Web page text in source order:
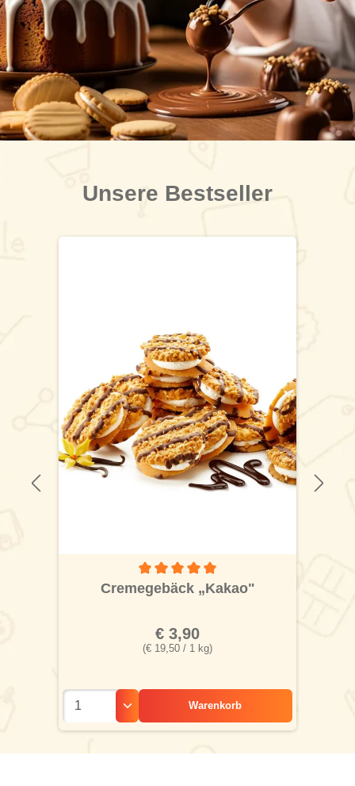
Unsere Bestseller
Produktgalerie überspringen
Durchschnittliche Bewertung von 5 von 5
Cremegebäck „Kakao"
(€ 19,50 / 1 kg)
€ 3,90
Warenkorb